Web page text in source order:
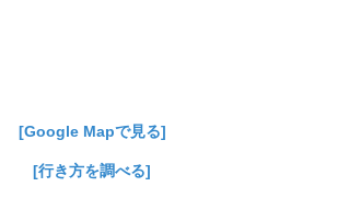
[Google Mapで見る]
[行き方を調べる]